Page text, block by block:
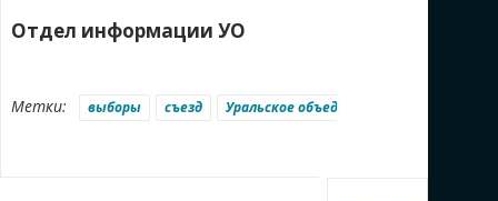
Отдел информации УО
Метки: выборы съезд Уральское объединение